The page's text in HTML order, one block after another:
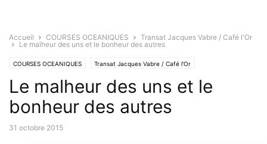
Accueil COURSES OCEANIQUES
Transat Jacques Vabre / Café l'Or
Le malheur des uns et le bonheur des autres
COURSES OCEANIQUES Transat Jacques Vabre / Café l'Or
Le malheur des uns et le
bonheur des autres
31 octobre 2015